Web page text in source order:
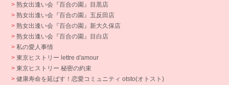
> 熟女出逢い会『百合の園』目黒店
> 熟女出逢い会『百合の園』五反田店
> 熟女出逢い会『百合の園』新大久保店
> 熟女出逢い会『百合の園』目白店
> 私の愛人事情
> 東京ヒストリー lettre d'amour
> 東京ヒストリー 秘密の約束
> 健康寿命を延ばす！恋愛コミュニティ otsto(オトスト)